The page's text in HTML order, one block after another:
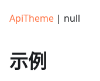
ApiTheme | null
示例